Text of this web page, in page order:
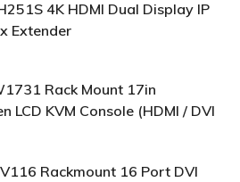
4K HDMI Dual Display IP
Extender
Rack Mount 17in
LCD KVM Console (HDMI / DVI
Rackmount 16 Port DVI